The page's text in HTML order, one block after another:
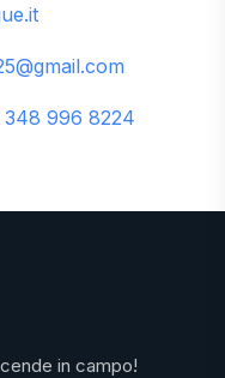
348 996 8224
in campo!